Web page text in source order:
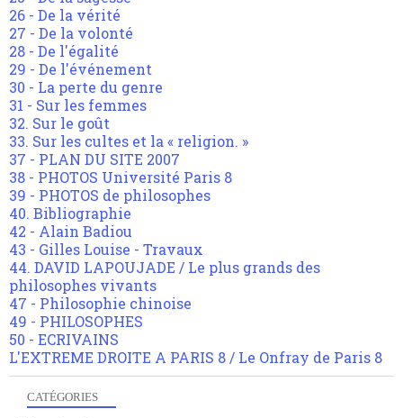
26 - De la vérité
27 - De la volonté
28 - De l'égalité
29 - De l'événement
30 - La perte du genre
31 - Sur les femmes
32. Sur le goût
33. Sur les cultes et la « religion. »
37 - PLAN DU SITE 2007
38 - PHOTOS Université Paris 8
39 - PHOTOS de philosophes
40. Bibliographie
42 - Alain Badiou
43 - Gilles Louise - Travaux
44. DAVID LAPOUJADE / Le plus grands des
philosophes vivants
47 - Philosophie chinoise
49 - PHILOSOPHES
50 - ECRIVAINS
L'EXTREME DROITE A PARIS 8 / Le Onfray de Paris 8
CATÉGORIES